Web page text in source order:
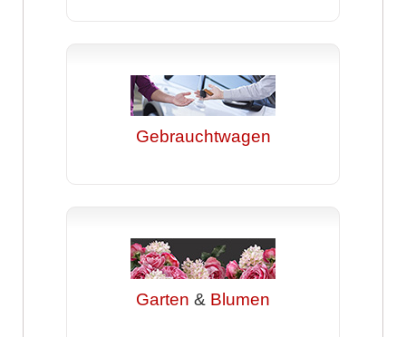
Gebrauchtwagen
Garten & Blumen